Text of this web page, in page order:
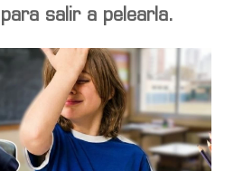
salir a pelearla.